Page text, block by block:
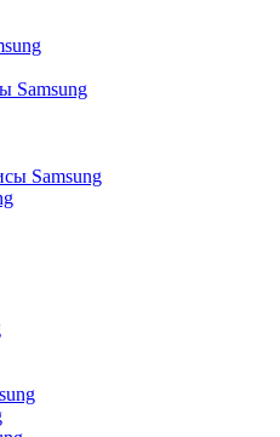
Samsung
Samsung